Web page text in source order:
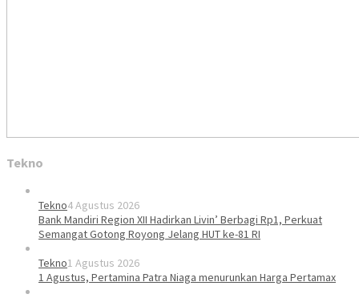
Tekno
Tekno4 Agustus 2026
Bank Mandiri Region XII Hadirkan Livin’ Berbagi Rp1, Perkuat
Semangat Gotong Royong Jelang HUT ke-81 RI
Tekno1 Agustus 2026
1 Agustus, Pertamina Patra Niaga menurunkan Harga Pertamax